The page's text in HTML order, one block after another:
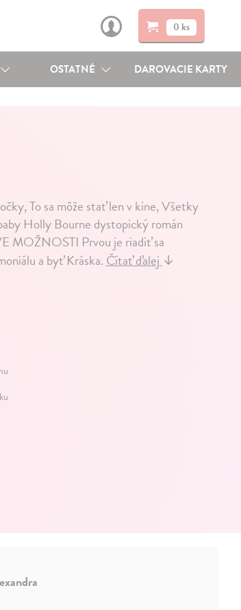
0 ks
OSTATNÉ DAROVACIE KARTY
To sa môže stať len v kine, Všetky
Holly Bourne dystopický román
MOŽNOSTI Prvou je riadiť sa
a byť Kráska.Čítať ďalej↓